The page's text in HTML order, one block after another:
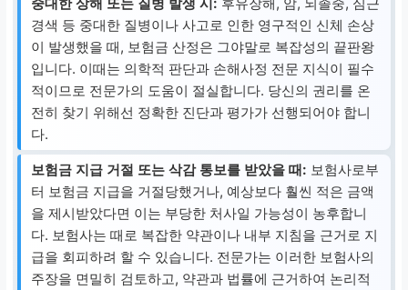
경색 등 중대한 질병이나 사고로 인한 영구적인 신체 손상
이 발생했을 때, 보험금 산정은 그야말로 복잡성의 끝판왕
입니다. 이때는 의학적 판단과 손해사정 전문 지식이 필수
적이므로 전문가의 도움이 절실합니다. 당신의 권리를 온
전히 찾기 위해선 정확한 진단과 평가가 선행되어야 합니
다.
보험금 지급 거절 또는 삭감 통보를 받았을 때: 보험사로부
터 보험금 지급을 거절당했거나, 예상보다 훨씬 적은 금액
을 제시받았다면 이는 부당한 처사일 가능성이 농후합니
다. 보험사는 때로 복잡한 약관이나 내부 지침을 근거로 지
급을 회피하려 할 수 있습니다. 전문가는 이러한 보험사의
주장을 면밀히 검토하고, 약관과 법률에 근거하여 논리적